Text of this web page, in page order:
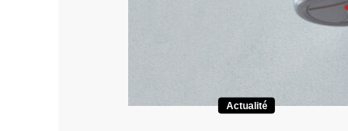
Actualité